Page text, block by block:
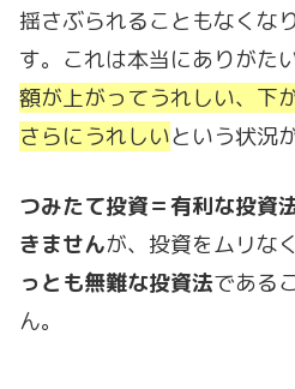
揺さぶられることもなくな
す。これは本当にありがた
額が上がってうれしい、下
さらにうれしいという状況
つみたて投資＝有利な投
きませんが、投資をムリな
っとも無難な投資法である
ん。